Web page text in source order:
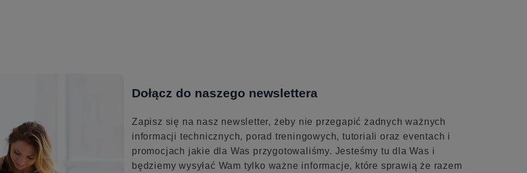
Dołącz do naszego newslettera
Zapisz się na nasz newsletter, żeby nie przegapić żadnych ważnych
informacji technicznych, porad treningowych, tutoriali oraz eventach i
promocjach jakie dla Was przygotowaliśmy. Jesteśmy tu dla Was i
będziemy wysyłać Wam tylko ważne informacje, które sprawią że razem